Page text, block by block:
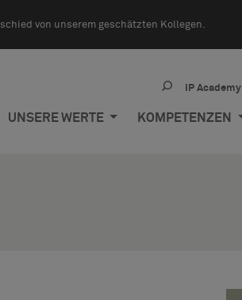
von unserem geschätzten Kollegen.
IP Academy
UNSERE WERTE KOMPETENZEN